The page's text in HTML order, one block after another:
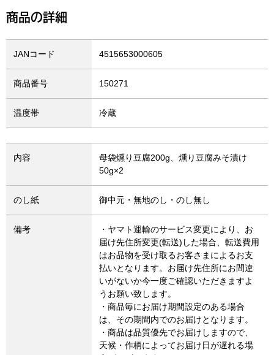
商品の詳細
JANコード 4515653000605
商品番号 150271
温度帯 冷蔵
内容
母袋燻り豆腐200g、燻り豆腐みそ漬け
50g×2
のし紙 御中元・無地のし・のし無し
備考
・ヤマト運輸のサービス変更により、お
届け先住所変更(転送)した場合、転送費用
はお品物を受け取るお客さまによるお支
払いとなります。お届け先住所にお間違
いがないか今一度ご確認いただきますよ
うお願い致します。
・商品毎にお届け期間設定のある場合
は、その期間内でのお届けとなります。
・商品は品質優先でお届けしますので、
天候・作柄によってお届け日が遅れる場